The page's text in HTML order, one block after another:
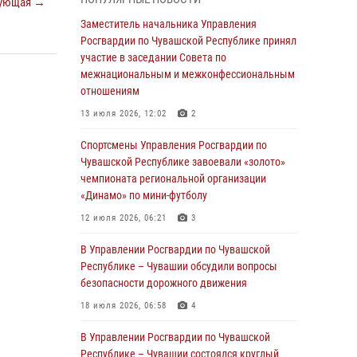
В Ядрине сотрудники Росгвардии задержали
подозреваемого в причинении тяжкого вреда
здоровью
01 августа 2026, 06:12
1 августа – День дежурной службы войск
Федерации
01 августа 2026, 05:17
Директор Росгвардии Герой России генерал
армии Виктор Золотов поздравил
профессиональным праздником
01 августа 2026, 00:01
В Чебоксарах при участии спецназа
немаркированной никотиносодержащей
продукции (видео)
Заместитель начальника Управления
Росгвардии по Чувашской Республике принял
участие в заседании Совета по
межнациональным и межконфессиональным
отношениям
13 июля 2026, 12:02 2
Спортсмены Управления Росгвардии по
Чувашской Республике завоевали «золото»
чемпионата региональной организации
«Динамо» по мини-футболу
12 июля 2026, 06:21 3
В Управлении Росгвардии по Чувашской
Республике – Чувашии обсудили вопросы
безопасности дорожного движения
18 июля 2026, 06:58 4
В Управлении Росгвардии по Чувашской
Республике – Чувашии состоялся круглый